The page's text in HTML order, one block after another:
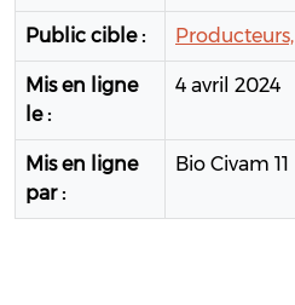
Public cible : Producteurs,
Mis en ligne
le :
4 avril 2024
Mis en ligne
par :
Bio Civam 11